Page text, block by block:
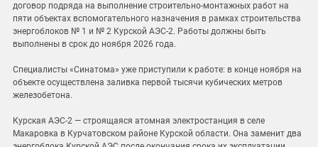
договор подряда на выполнение строительно-монтажных работ на
пяти объектах вспомогательного назначения в рамках строительства
энергоблоков № 1 и № 2 Курской АЭС-2. Работы должны быть
выполнены в срок до ноября 2026 года.
Специалисты «Синатома» уже приступили к работе: в конце ноября на
объекте осуществлена заливка первой тысячи кубических метров
железобетона.
Курская АЭС-2 — строящаяся атомная электростанция в селе
Макаровка в Курчатовском районе Курской области. Она заменит два